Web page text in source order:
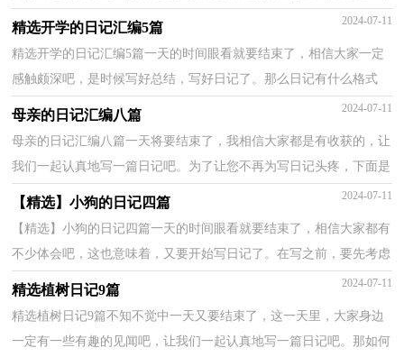
面是小编为大家整理的寂寞日记4篇，仅供参考，大家一...
精选开学的日记汇编5篇 2024-07-11
精选开学的日记汇编5篇一天的时间眼看就要结束了，相信大家一定
感触颇深吧，是时候写好总结，写好日记了。那么日记有什么格式
呢？以下是小编帮大家整理的开学的日记5篇，仅供参考，大家...
母亲的日记汇编八篇 2024-07-11
母亲的日记汇编八篇一天将要结束了，我相信大家都是有收获的，让
我们一起认真地写一篇日记吧。为了让您不再为写日记头疼，下面是
小编整理的母亲的日记8篇，欢迎阅读，希望大家能够喜...
【精选】小狗的日记四篇 2024-07-11
【精选】小狗的日记四篇一天的时间眼看就要结束了，相信大家都有
不少体会吧，这也意味着，又要开始写日记了。在写之前，要先考虑
好内容和结构喔！以下是小编为大家收集的小狗的日记4...
精选植树日记9篇 2024-07-11
精选植树日记9篇不知不觉中一天又要结束了，这一天里，大家身边
一定有一些有趣的见闻吧，让我们一起认真地写一篇日记吧。那如何